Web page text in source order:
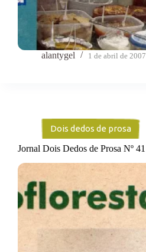
alantygel 1 de abril de 2007
Dois dedos de prosa
Jornal Dois Dedos de Prosa Nº 41